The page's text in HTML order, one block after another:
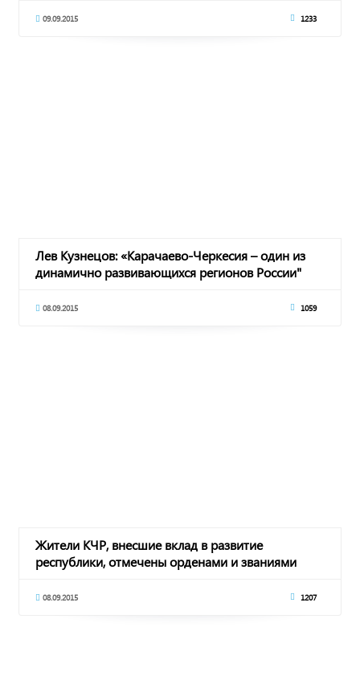
09.09.2015 1233
Лев Кузнецов: «Карачаево-Черкесия – один из
динамично развивающихся регионов России"
08.09.2015 1059
Жители КЧР, внесшие вклад в развитие
республики, отмечены орденами и званиями
08.09.2015 1207